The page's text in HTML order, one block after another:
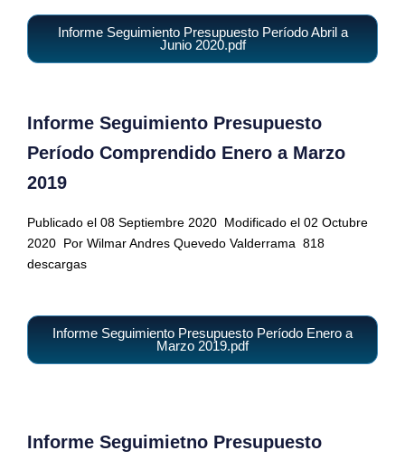
Informe Seguimiento Presupuesto Período Abril a
Junio 2020.pdf
Informe Seguimiento Presupuesto
Período Comprendido Enero a Marzo
2019
Publicado el 08 Septiembre 2020 Modificado el 02 Octubre
2020 Por Wilmar Andres Quevedo Valderrama 818
descargas
Informe Seguimiento Presupuesto Período Enero a
Marzo 2019.pdf
Informe Seguimietno Presupuesto